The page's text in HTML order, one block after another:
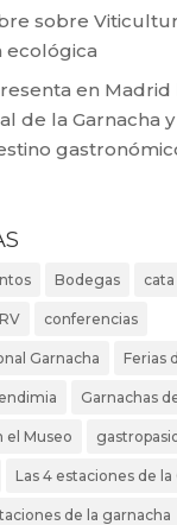
sobre
ecológica
en Madrid
de la Garnacha
Bodegas
conferencias
Garnacha Ferias
Garnachas
el Museo
Las 4 estaciones de la
de la garnacha